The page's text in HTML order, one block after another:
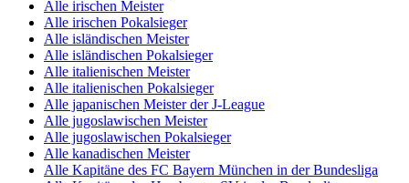
Alle irischen Meister
Alle irischen Pokalsieger
Alle isländischen Meister
Alle isländischen Pokalsieger
Alle italienischen Meister
Alle italienischen Pokalsieger
Alle japanischen Meister der J-League
Alle jugoslawischen Meister
Alle jugoslawischen Pokalsieger
Alle kanadischen Meister
Alle Kapitäne des FC Bayern München in der Bundesliga